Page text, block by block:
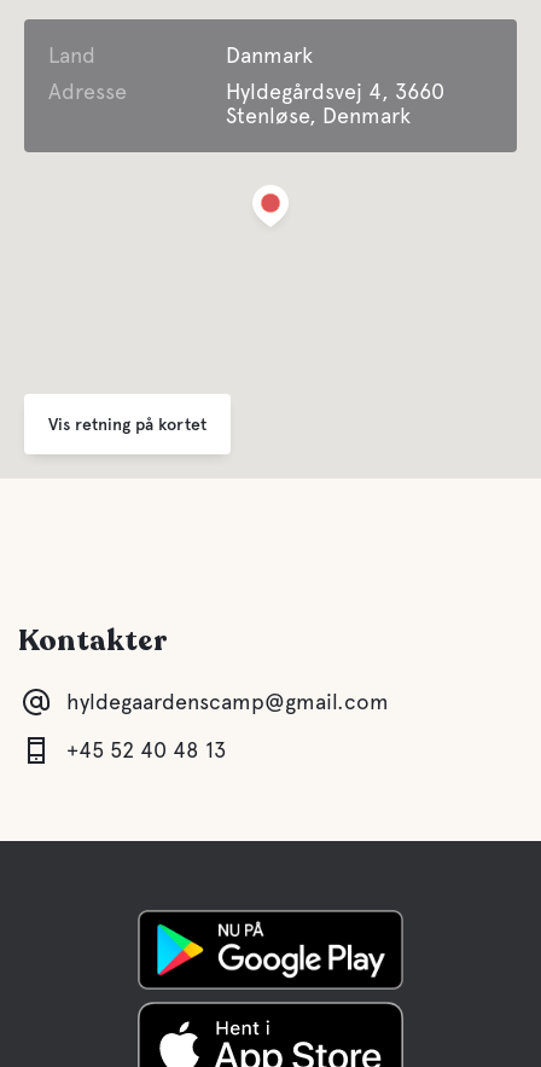
Land
Danmark
Adresse
Hyldegårdsvej 4, 3660
Stenløse, Denmark
Vis retning på kortet
Kontakter
hyldegaardenscamp@gmail.com
+45 52 40 48 13